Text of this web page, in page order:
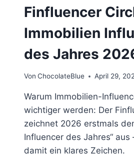
Finfluencer
Immobilien
des Jahres
Von ChocolateBlue April 29,
Warum Immobilien-
wichtiger werden: Der
zeichnet 2026 erstmals
Influencer des Jahres“
damit ein klares Zeichen.